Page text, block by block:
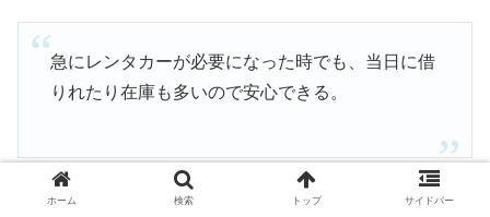
急にレンタカーが必要になった時でも、当日に借
りれたり在庫も多いので安心できる。
引用：公式サイト より
ホーム 検索 トップ サイドバー